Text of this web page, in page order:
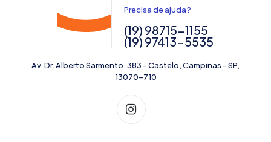
Precisa de ajuda?
(19) 98715-1155
(19) 97413-5535
Av. Dr. Alberto Sarmento, 383 - Castelo, Campinas - SP,
13070-710